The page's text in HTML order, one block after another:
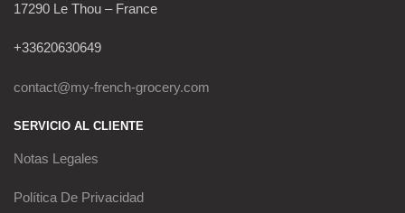
17290 Le Thou – France
+33620630649
contact@my-french-grocery.com
SERVICIO AL CLIENTE
Notas Legales
Política De Privacidad